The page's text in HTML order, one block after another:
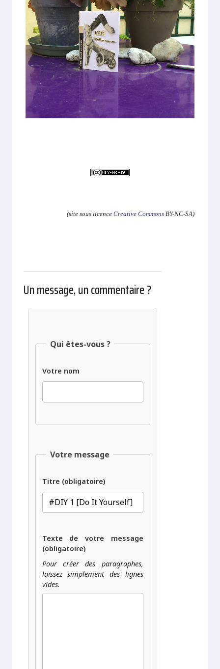
(site sous licence Creative CommonsBY-NC-SA)
Un message, un commentaire ?
Qui êtes-vous ?
Votre nom
Votre message
Titre (obligatoire)
Texte de votre message
(obligatoire)
Pour créer des paragraphes,
laissez simplement des lignes
vides.